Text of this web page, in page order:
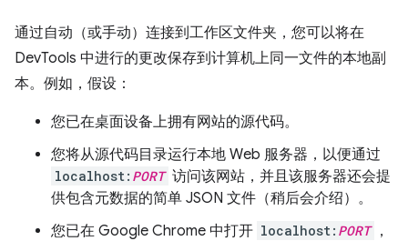
通过自动（或手动）连接到工作区文件夹，您可以将在
DevTools 中进行的更改保存到计算机上同一文件的本地副
本。例如，假设：
您已在桌面设备上拥有网站的源代码。
您将从源代码目录运行本地 Web 服务器，以便通过
localhost: PORT 访问该网站，并且该服务器还会提
供包含元数据的简单 JSON 文件（稍后会介绍）。
您已在 Google Chrome 中打开 localhost: PORT ，